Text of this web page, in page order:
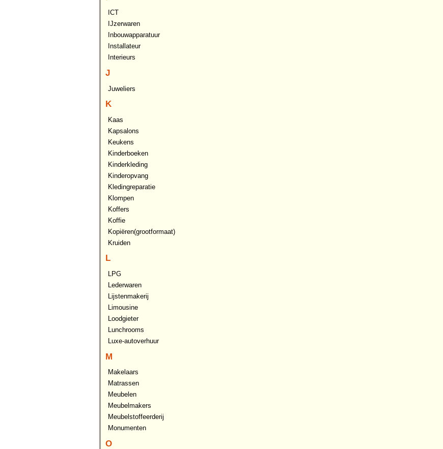
ICT
IJzerwaren
Inbouwapparatuur
Installateur
Interieurs
J
Juweliers
K
Kaas
Kapsalons
Keukens
Kinderboeken
Kinderkleding
Kinderopvang
Kledingreparatie
Klompen
Koffers
Koffie
Kopiëren(grootformaat)
Kruiden
L
LPG
Lederwaren
Lijstenmakerij
Limousine
Loodgieter
Lunchrooms
Luxe-autoverhuur
M
Makelaars
Matrassen
Meubelen
Meubelmakers
Meubelstoffeerderij
Monumenten
O